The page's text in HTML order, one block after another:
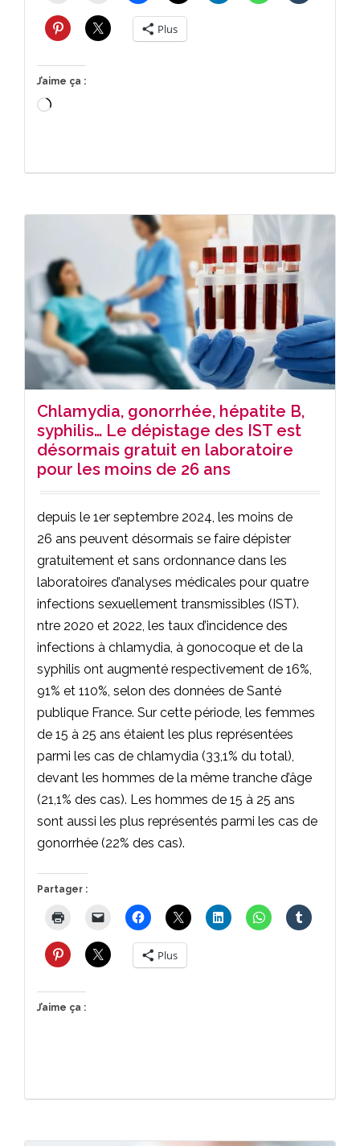
Plus
J’aime ça :
Chargement…
Chlamydia, gonorrhée, hépatite B,
syphilis… Le dépistage des IST est
désormais gratuit en laboratoire
pour les moins de 26 ans
depuis le 1er septembre 2024, les moins de
26 ans peuvent désormais se faire dépister
gratuitement et sans ordonnance dans les
laboratoires d’analyses médicales pour quatre
infections sexuellement transmissibles (IST).
ntre 2020 et 2022, les taux d’incidence des
infections à chlamydia, à gonocoque et de la
syphilis ont augmenté respectivement de 16%,
91% et 110%, selon des données de Santé
publique France. Sur cette période, les femmes
de 15 à 25 ans étaient les plus représentées
parmi les cas de chlamydia (33,1% du total),
devant les hommes de la même tranche d’âge
(21,1% des cas). Les hommes de 15 à 25 ans
sont aussi les plus représentés parmi les cas de
gonorrhée (22% des cas).
Partager :
Plus
J’aime ça :